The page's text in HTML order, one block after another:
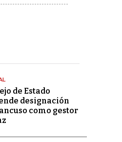
de Estado
designación
como gestor